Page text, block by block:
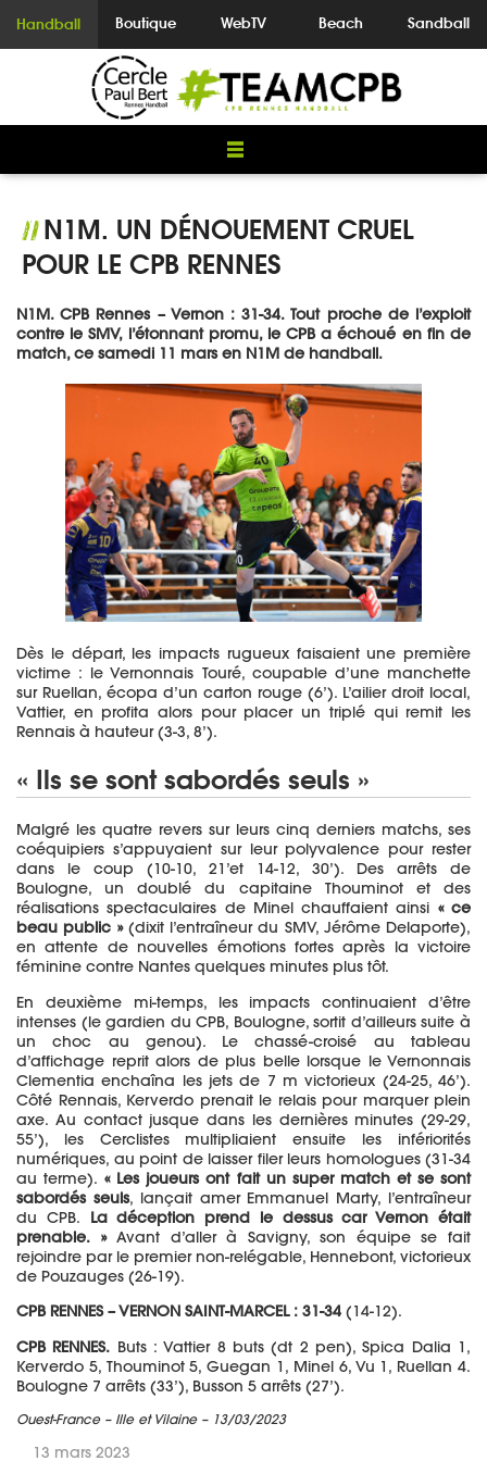
Handball Boutique WebTV Beach Sandball
//N1M. UN DÉNOUEMENT CRUEL
POUR LE CPB RENNES
N1M. CPB Rennes – Vernon : 31-34. Tout proche de l’exploit
contre le SMV, l’étonnant promu, le CPB a échoué en fin de
match, ce samedi 11 mars en N1M de handball.
Dès le départ, les impacts rugueux faisaient une première
victime : le Vernonnais Touré, coupable d’une manchette
sur Ruellan, écopa d’un carton rouge (6’). L’ailier droit local,
Vattier, en profita alors pour placer un triplé qui remit les
Rennais à hauteur (3-3, 8’).
« Ils se sont sabordés seuls »
Malgré les quatre revers sur leurs cinq derniers matchs, ses
coéquipiers s’appuyaient sur leur polyvalence pour rester
dans le coup (10-10, 21’et 14-12, 30’). Des arrêts de
Boulogne, un doublé du capitaine Thouminot et des
réalisations spectaculaires de Minel chauffaient ainsi « ce
beau public »(dixit l’entraîneur du SMV, Jérôme Delaporte),
en attente de nouvelles émotions fortes après la victoire
féminine contre Nantes quelques minutes plus tôt.
En deuxième mi-temps, les impacts continuaient d’être
intenses (le gardien du CPB, Boulogne, sortit d’ailleurs suite à
un choc au genou). Le chassé-croisé au tableau
d’affichage reprit alors de plus belle lorsque le Vernonnais
Clementia enchaîna les jets de 7 m victorieux (24-25, 46’).
Côté Rennais, Kerverdo prenait le relais pour marquer plein
axe. Au contact jusque dans les dernières minutes (29-29,
55’), les Cerclistes multipliaient ensuite les infériorités
numériques, au point de laisser filer leurs homologues (31-34
au terme).« Les joueurs ont fait un super match et se sont
sabordés seuls, lançait amer Emmanuel Marty, l’entraîneur
du CPB. La déception prend le dessus car Vernon était
prenable. »Avant d’aller à Savigny, son équipe se fait
rejoindre par le premier non-relégable, Hennebont, victorieux
de Pouzauges (26-19).
CPB RENNES – VERNON SAINT-MARCEL : 31-34 (14-12).
CPB RENNES. Buts : Vattier 8 buts (dt 2 pen), Spica Dalia 1,
Kerverdo 5, Thouminot 5, Guegan 1, Minel 6, Vu 1, Ruellan 4.
Boulogne 7 arrêts (33’), Busson 5 arrêts (27’).
Ouest-France – Ille et Vilaine – 13/03/2023
13 mars 2023